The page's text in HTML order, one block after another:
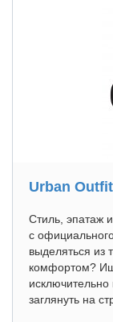
Urban
Стиль, эпатаж
с
выделяться из
комфортом?
заглянуть на